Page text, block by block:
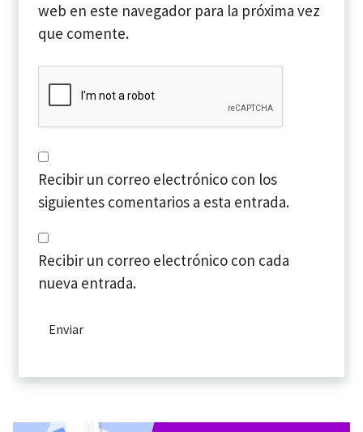
web en este navegador para la próxima vez
que comente.
Recibir un correo electrónico con los
siguientes comentarios a esta entrada.
Recibir un correo electrónico con cada
nueva entrada.